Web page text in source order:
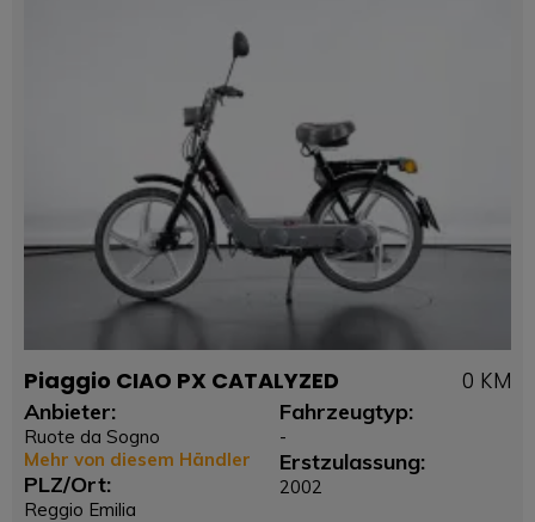
Piaggio CIAO PX CATALYZED 0 KM
Anbieter:
Ruote da Sogno
Mehr von diesem Händler
PLZ/Ort:
Reggio Emilia
Fahrzeugtyp:
-
Erstzulassung:
2002